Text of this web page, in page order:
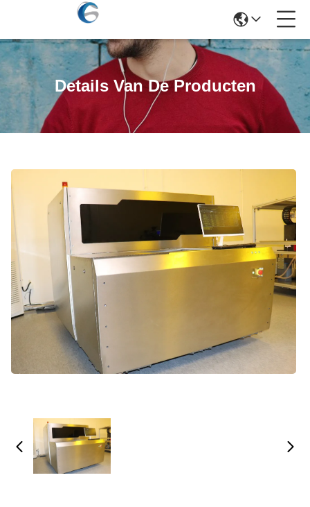
Details Van De Producten